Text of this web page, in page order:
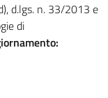
d.lgs. n. 33/2013 e
di